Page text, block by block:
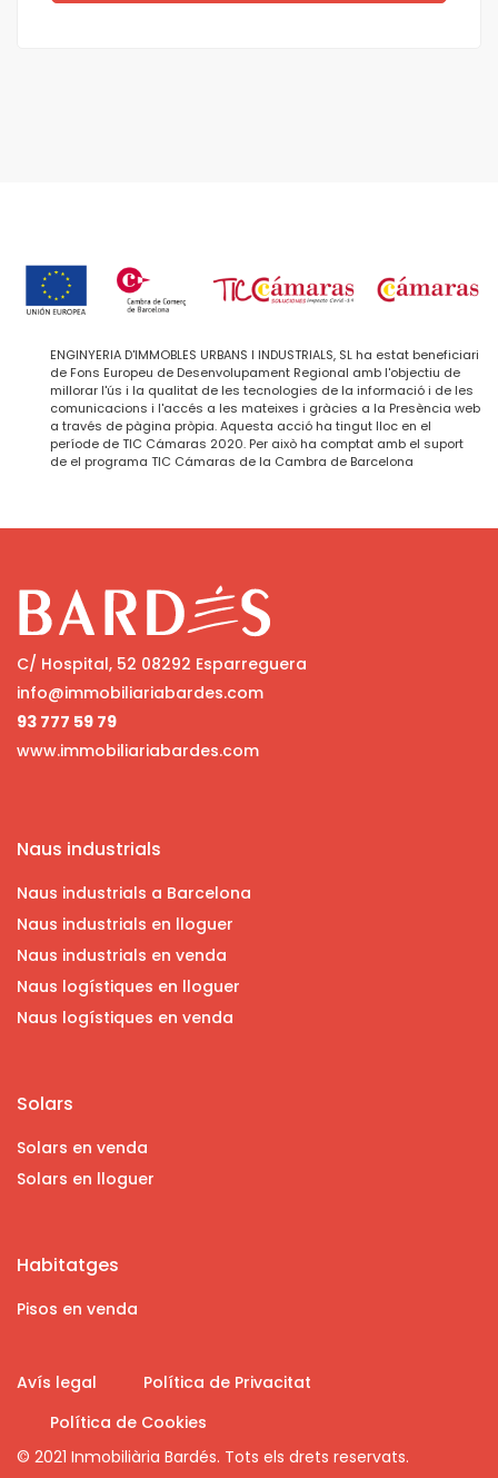
ENGINYERIA D'IMMOBLES URBANS I INDUSTRIALS, SL ha estat beneficiari
de Fons Europeu de Desenvolupament Regional amb l'objectiu de
millorar l'ús i la qualitat de les tecnologies de la informació i de les
comunicacions i l'accés a les mateixes i gràcies a la Presència web
a través de pàgina pròpia. Aquesta acció ha tingut lloc en el
període de TIC Cámaras 2020. Per això ha comptat amb el suport
de el programa TIC Cámaras de la Cambra de Barcelona
C/ Hospital, 52 08292 Esparreguera
info@immobiliariabardes.com
93 777 59 79
www.immobiliariabardes.com
Naus industrials
Naus industrials a Barcelona
Naus industrials en lloguer
Naus industrials en venda
Naus logístiques en lloguer
Naus logístiques en venda
Solars
Solars en venda
Solars en lloguer
Habitatges
Pisos en venda
Avís legal
Política de Privacitat
Política de Cookies
© 2021 Inmobiliària Bardés. Tots els drets reservats.